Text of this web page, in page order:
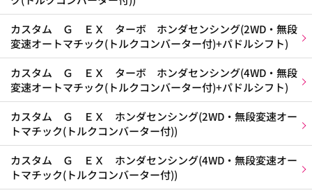
カスタム Ｇ ＥＸ ターボ ホンダセンシング(2WD・無段
変速オートマチック(トルクコンバーター付)+パドルシフト)
カスタム Ｇ ＥＸ ターボ ホンダセンシング(4WD・無段
変速オートマチック(トルクコンバーター付)+パドルシフト)
カスタム Ｇ ＥＸ ホンダセンシング(2WD・無段変速オー
トマチック(トルクコンバーター付))
カスタム Ｇ ＥＸ ホンダセンシング(4WD・無段変速オー
トマチック(トルクコンバーター付))